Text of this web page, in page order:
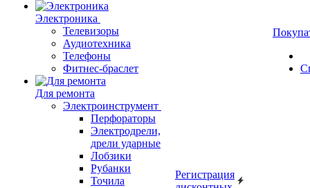
Электроника
Телевизоры
Аудиотехника
Телефоны
Фитнес-браслет
Для ремонта
Электроинструмент
Перфораторы
Электродрели,
дрели ударные
Лобзики
Рубанки
Точила
Регистрация